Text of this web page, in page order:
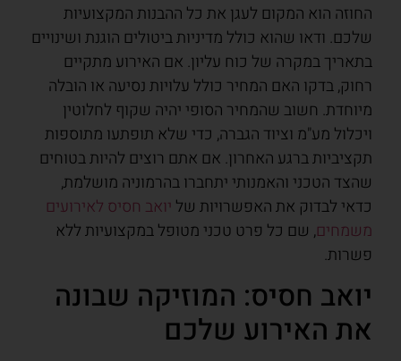
החוזה הוא המקום לעגן את כל ההבנות המקצועיות
שלכם. ודאו שהוא כולל מדיניות ביטולים הוגנת ושינויים
בתאריך במקרה של כוח עליון. אם האירוע מתקיים
רחוק, בדקו האם המחיר כולל עלויות נסיעה או הובלה
מיוחדת. חשוב שהמחיר הסופי יהיה שקוף לחלוטין
ויכלול מע"מ וציוד הגברה, כדי שלא תופתעו מתוספות
תקציביות ברגע האחרון. אם אתם רוצים להיות בטוחים
שהצד הטכני והאמנותי יתחברו בהרמוניה מושלמת,
כדאי לבדוק את האפשרויות של יואב חסיס לאירועים
משמחים, שם כל פרט טכני מטופל במקצועיות ללא
פשרות.
יואב חסיס: המוזיקה שבונה
את האירוע שלכם